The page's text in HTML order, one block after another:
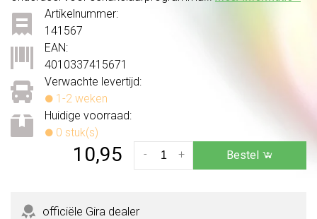
Verwachte levertijd:
1-2 weken
Huidige voorraad:
0 stuk(s)
Artikelnummer:
141567
EAN:
4010337415671
10,95 +
- Bestel
officiële Gira dealer